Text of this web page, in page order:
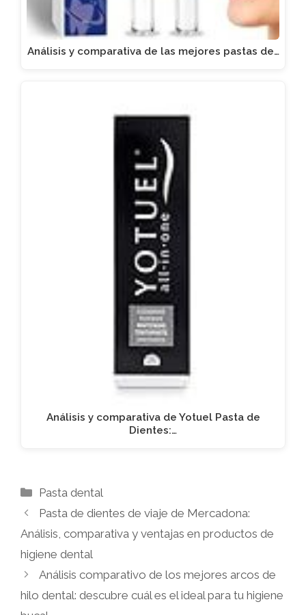
Análisis y comparativa de las mejores pastas de…
Análisis y comparativa de Yotuel Pasta de
Dientes:…
Categorías
Pasta dental
Pasta de dientes de viaje de Mercadona:
Análisis, comparativa y ventajas en productos de
higiene dental
Análisis comparativo de los mejores arcos de
hilo dental: descubre cuál es el ideal para tu higiene